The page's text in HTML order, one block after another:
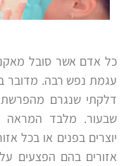
כל אדם אשר סובל
עגמת נפש רבה. מדובר
דלקתי שנגרם
שבעור. מלבד המראה
יוצרים בפנים או בכל
אזורים בהם הפצעים